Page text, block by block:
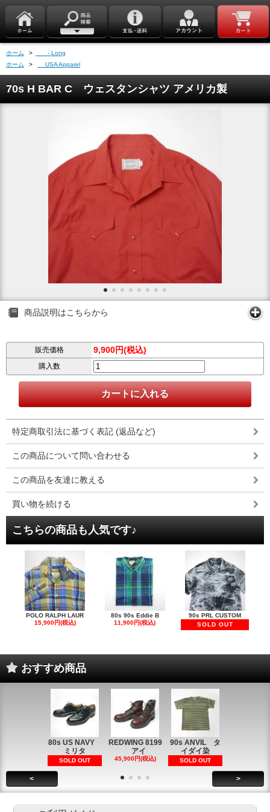
ホーム >
- Long
ホーム
> USA Apparel
70s H BAR C ウェスタンシャツ アメリカ製
商品説明はこちらから
販売価格 9,900円(税込)
購入数
特定商取引法に基づく表記 (返品など)
この商品について問い合わせる
この商品を友達に教える
買い物を続ける
こちらの商品も人気です♪
POLO RALPH LAUR
15,900円(税込)
80s 90s Eddie B
11,900円(税込)
90s PRL CUSTOM
SOLD OUT
おすすめ商品
80s US NAVY
ミリタ
SOLD OUT
REDWING 8199
アイ
45,900円(税込)
90s ANVIL タ
イダイ染
SOLD OUT
< >